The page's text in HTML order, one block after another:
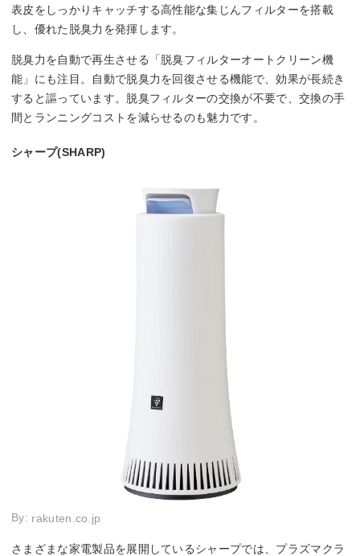
表皮をしっかりキャッチする高性能な集じんフィルターを搭載
し、優れた脱臭力を発揮します。
脱臭力を自動で再生させる「脱臭フィルターオートクリーン機
能」にも注目。自動で脱臭力を回復させる機能で、効果が長続き
すると謳っています。脱臭フィルターの交換が不要で、交換の手
間とランニングコストを減らせるのも魅力です。
シャープ(SHARP)
By: rakuten.co.jp
さまざまな家電製品を展開しているシャープでは、プラズマクラ